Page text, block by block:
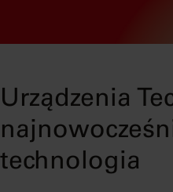
Urządzenia
technologia